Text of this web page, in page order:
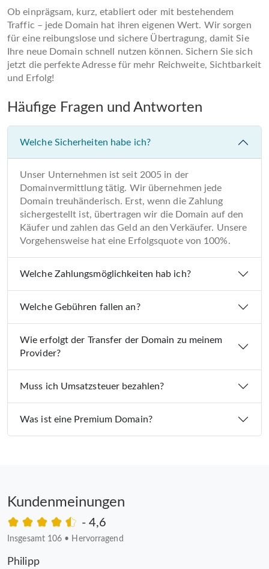
Ob einprägsam, kurz, etabliert oder mit bestehendem
Traffic – jede Domain hat ihren eigenen Wert. Wir sorgen
für eine reibungslose und sichere Übertragung, damit Sie
Ihre neue Domain schnell nutzen können. Sichern Sie sich
jetzt die perfekte Adresse für mehr Reichweite, Sichtbarkeit
und Erfolg!
Häufige Fragen und Antworten
Welche Sicherheiten habe ich?
Unser Unternehmen ist seit 2005 in der
Domainvermittlung tätig. Wir übernehmen jede
Domain treuhänderisch. Erst, wenn die Zahlung
sichergestellt ist, übertragen wir die Domain auf den
Käufer und zahlen das Geld an den Verkäufer. Unsere
Vorgehensweise hat eine Erfolgsquote von 100%.
Welche Zahlungsmöglichkeiten hab ich?
Welche Gebühren fallen an?
Wie erfolgt der Transfer der Domain zu meinem
Provider?
Muss ich Umsatzsteuer bezahlen?
Was ist eine Premium Domain?
Kundenmeinungen
- 4,6
Insgesamt 106 • Hervorragend
Philipp